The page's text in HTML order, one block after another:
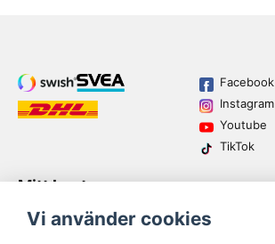
Facebook
Instagram
Youtube
TikTok
Mitt konto
Logga in
Kundtjänst
Vi använder cookies